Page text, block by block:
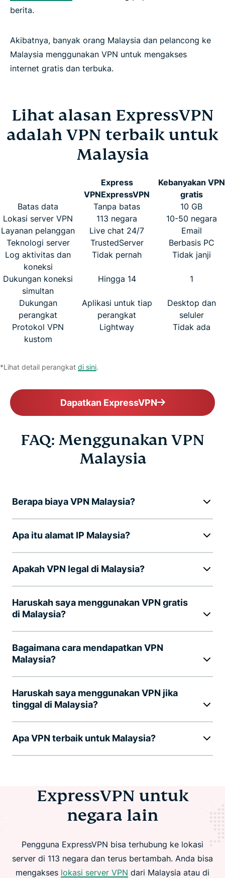
berita.
Akibatnya, banyak orang Malaysia dan pelancong ke
Malaysia menggunakan VPN untuk mengakses
internet gratis dan terbuka.
Lihat alasan ExpressVPN
adalah VPN terbaik untuk
Malaysia
Express
VPNExpressVPN
Kebanyakan VPN
gratis
Batas data
Tanpa batas
10 GB
Lokasi server VPN
113 negara
10-50 negara
Layanan pelanggan
Live chat 24/7
Email
Teknologi server
TrustedServer
Berbasis PC
Log aktivitas dan
koneksi
Tidak pernah Tidak janji
Dukungan koneksi
simultan
Hingga 14 1
Dukungan
perangkat
Aplikasi untuk tiap
perangkat
Desktop dan
seluler
Protokol VPN
kustom
Lightway Tidak ada
*Lihat detail perangkat di sini.
Dapatkan ExpressVPN
FAQ: Menggunakan VPN
Malaysia
Berapa biaya VPN Malaysia?
Apa itu alamat IP Malaysia?
Apakah VPN legal di Malaysia?
Haruskah saya menggunakan VPN gratis
di Malaysia?
Bagaimana cara mendapatkan VPN
Malaysia?
Haruskah saya menggunakan VPN jika
tinggal di Malaysia?
Apa VPN terbaik untuk Malaysia?
ExpressVPN untuk
negara lain
Pengguna ExpressVPN bisa terhubung ke lokasi
server di 113 negara dan terus bertambah. Anda bisa
mengakses lokasi server VPN dari Malaysia atau di